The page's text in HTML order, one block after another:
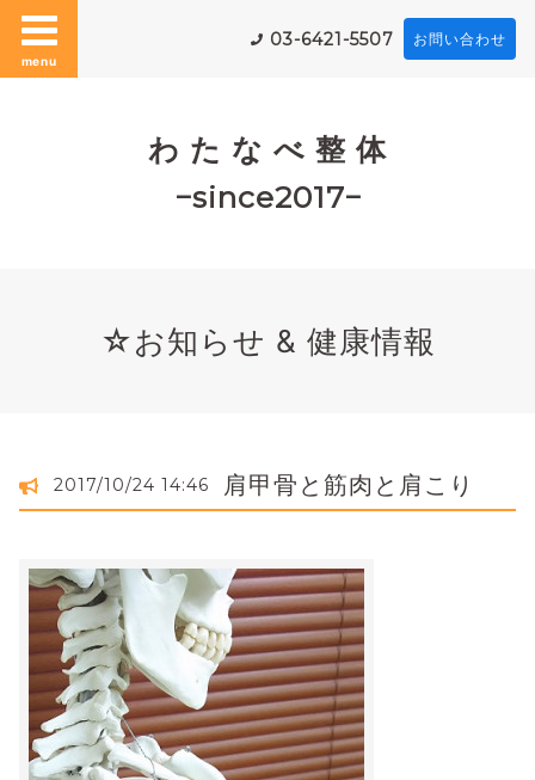
menu
03-6421-5507 お問い合わせ
わ た な べ 整 体
−since2017−
☆お知らせ & 健康情報
2017/10/24 14:46 肩甲骨と筋肉と肩こり